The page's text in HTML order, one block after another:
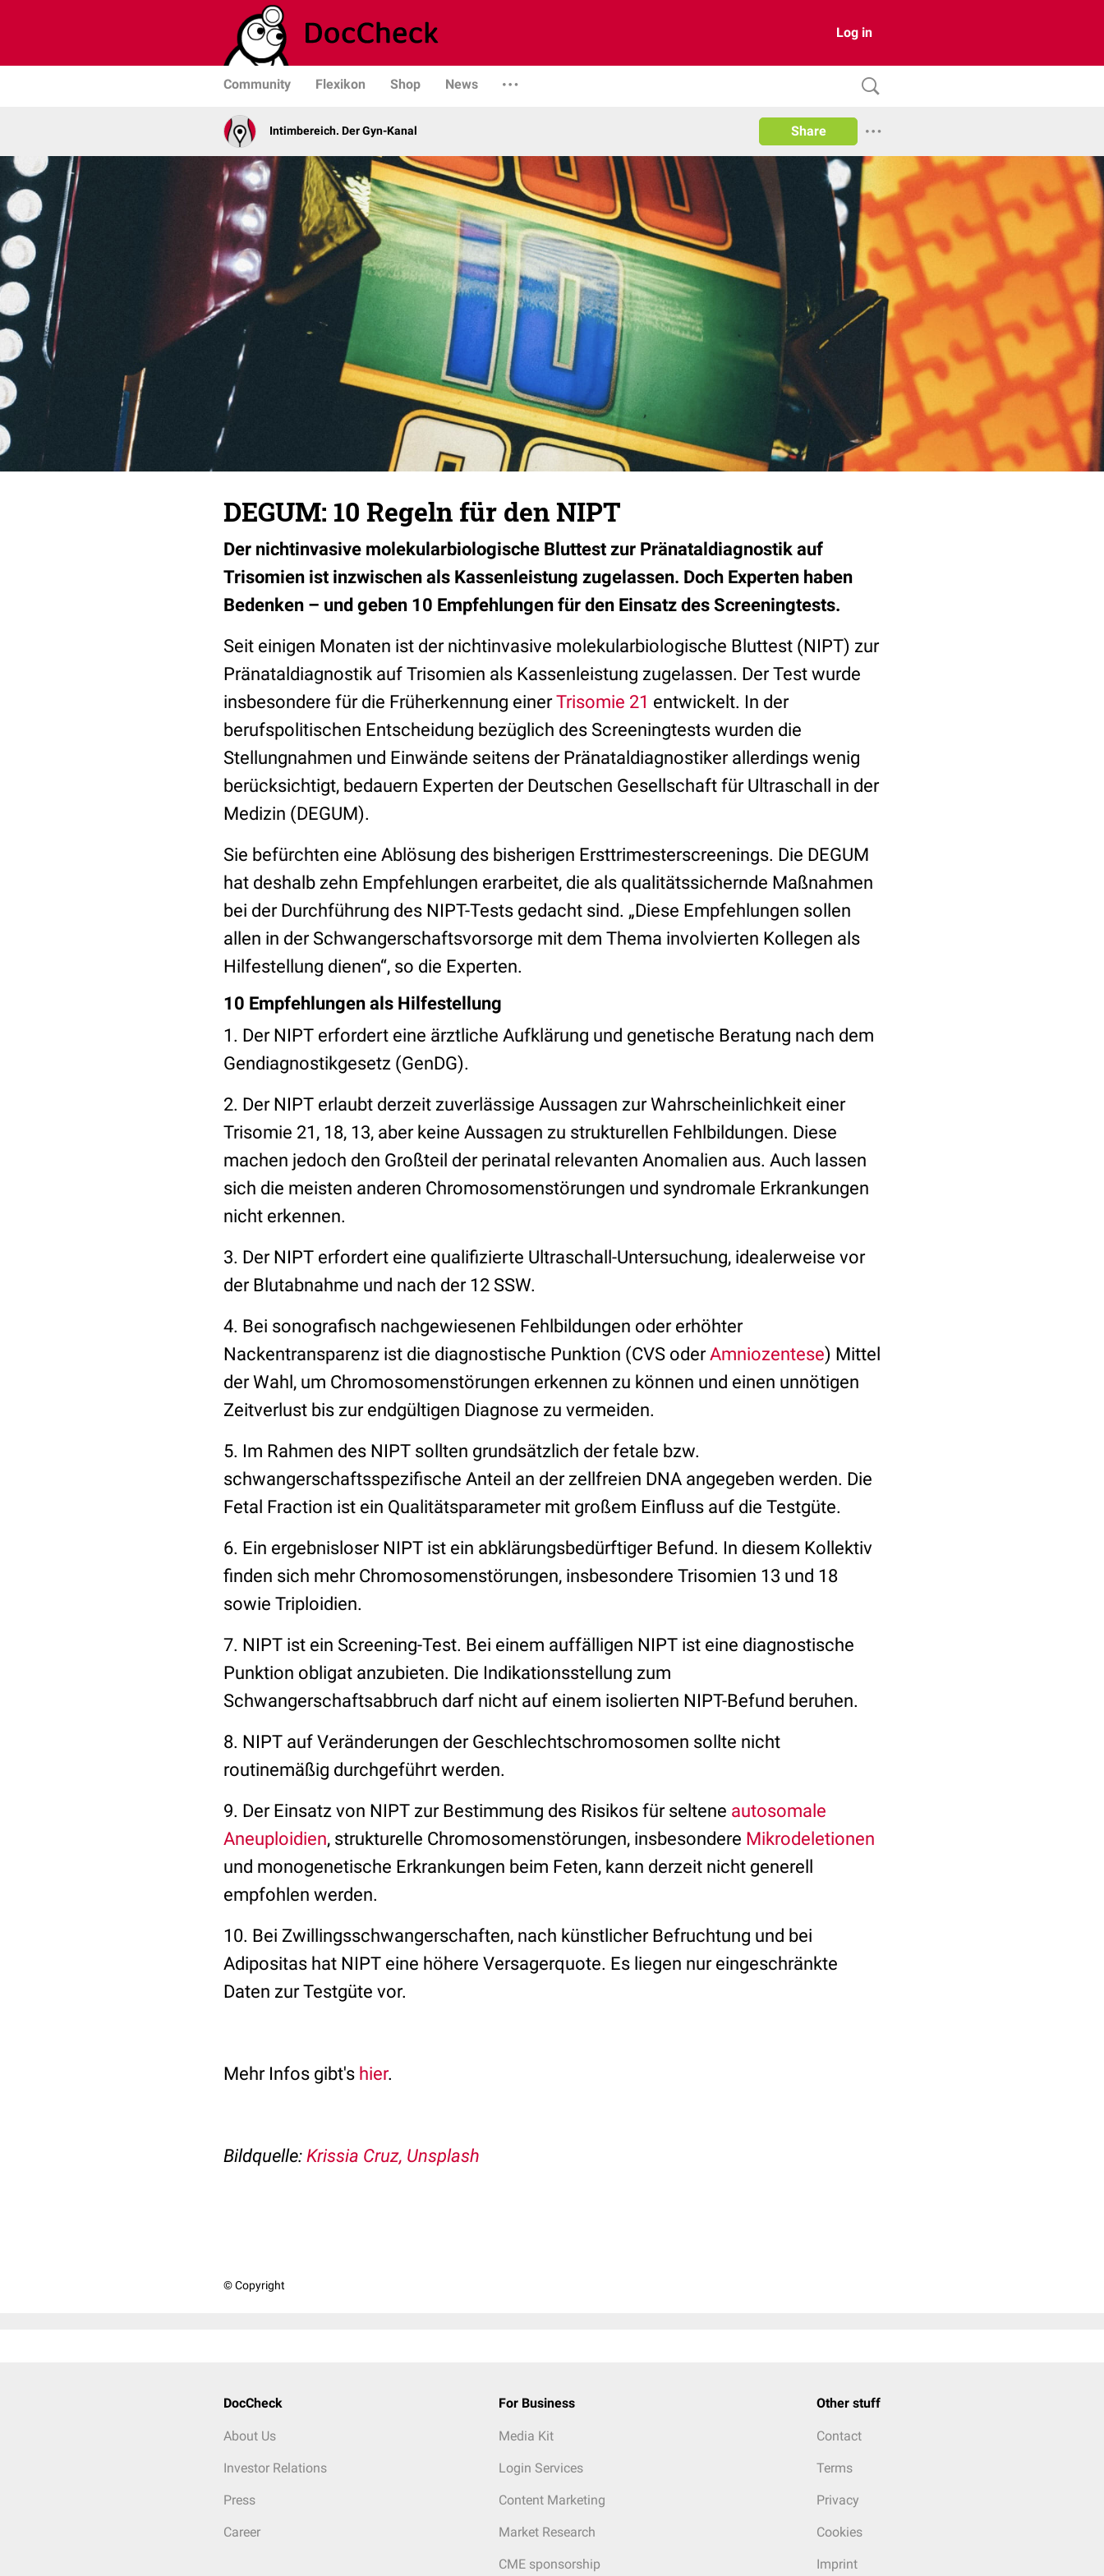
Log in
Community Flexikon Shop News
Intimbereich. Der Gyn-Kanal Share
DEGUM: 10 Regeln für den NIPT
Der nichtinvasive molekularbiologische Bluttest zur Pränataldiagnostik auf
Trisomien ist inzwischen als Kassenleistung zugelassen. Doch Experten haben
Bedenken – und geben 10 Empfehlungen für den Einsatz des Screeningtests.
Seit einigen Monaten ist der nichtinvasive molekularbiologische Bluttest (NIPT) zur
Pränataldiagnostik auf Trisomien als Kassenleistung zugelassen. Der Test wurde
insbesondere für die Früherkennung einerTrisomie 21 entwickelt. In der
berufspolitischen Entscheidung bezüglich des Screeningtests wurden die
Stellungnahmen und Einwände seitens der Pränataldiagnostiker allerdings wenig
berücksichtigt, bedauern Experten der Deutschen Gesellschaft für Ultraschall in der
Medizin (DEGUM).
Sie befürchten eine Ablösung des bisherigen Ersttrimesterscreenings. Die DEGUM
hat deshalb zehn Empfehlungen erarbeitet, die als qualitätssichernde Maßnahmen
bei der Durchführung des NIPT-Tests gedacht sind. „Diese Empfehlungen sollen
allen in der Schwangerschaftsvorsorge mit dem Thema involvierten Kollegen als
Hilfestellung dienen“, so die Experten.
10 Empfehlungen als Hilfestellung
1. Der NIPT erfordert eine ärztliche Aufklärung und genetische Beratung nach dem
Gendiagnostikgesetz (GenDG).
2. Der NIPT erlaubt derzeit zuverlässige Aussagen zur Wahrscheinlichkeit einer
Trisomie 21, 18, 13, aber keine Aussagen zu strukturellen Fehlbildungen. Diese
machen jedoch den Großteil der perinatal relevanten Anomalien aus. Auch lassen
sich die meisten anderen Chromosomenstörungen und syndromale Erkrankungen
nicht erkennen.
3. Der NIPT erfordert eine qualifizierte Ultraschall-Untersuchung, idealerweise vor
der Blutabnahme und nach der 12 SSW.
4. Bei sonografisch nachgewiesenen Fehlbildungen oder erhöhter
Nackentransparenz ist die diagnostische Punktion (CVS oderAmniozentese) Mittel
der Wahl, um Chromosomenstörungen erkennen zu können und einen unnötigen
Zeitverlust bis zur endgültigen Diagnose zu vermeiden.
5. Im Rahmen des NIPT sollten grundsätzlich der fetale bzw.
schwangerschaftsspezifische Anteil an der zellfreien DNA angegeben werden. Die
Fetal Fraction ist ein Qualitätsparameter mit großem Einfluss auf die Testgüte.
6. Ein ergebnisloser NIPT ist ein abklärungsbedürftiger Befund. In diesem Kollektiv
finden sich mehr Chromosomenstörungen, insbesondere Trisomien 13 und 18
sowie Triploidien.
7. NIPT ist ein Screening-Test. Bei einem auffälligen NIPT ist eine diagnostische
Punktion obligat anzubieten. Die Indikationsstellung zum
Schwangerschaftsabbruch darf nicht auf einem isolierten NIPT-Befund beruhen.
8. NIPT auf Veränderungen der Geschlechtschromosomen sollte nicht
routinemäßig durchgeführt werden.
9. Der Einsatz von NIPT zur Bestimmung des Risikos für seltene autosomale
Aneuploidien, strukturelle Chromosomenstörungen, insbesondere Mikrodeletionen
und monogenetische Erkrankungen beim Feten, kann derzeit nicht generell
empfohlen werden.
10. Bei Zwillingsschwangerschaften, nach künstlicher Befruchtung und bei
Adipositas hat NIPT eine höhere Versagerquote. Es liegen nur eingeschränkte
Daten zur Testgüte vor.
Mehr Infos gibt's hier.
Bildquelle: Krissia Cruz, Unsplash
© Copyright
DocCheck
About Us
Investor Relations
Press
Career
For Business
Media Kit
Login Services
Content Marketing
Market Research
CME sponsorship
Other stuff
Contact
Terms
Privacy
Cookies
Imprint